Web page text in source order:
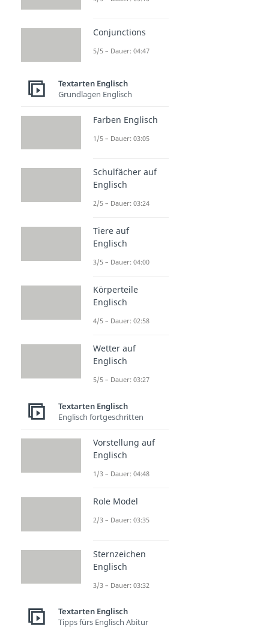
Conjunctions
5/5 – Dauer: 04:47
Textarten Englisch
Grundlagen Englisch
Farben Englisch
1/5 – Dauer: 03:05
Schulfächer auf
Englisch
2/5 – Dauer: 03:24
Tiere auf
Englisch
3/5 – Dauer: 04:00
Körperteile
Englisch
4/5 – Dauer: 02:58
Wetter auf
Englisch
5/5 – Dauer: 03:27
Textarten Englisch
Englisch fortgeschritten
Vorstellung auf
Englisch
1/3 – Dauer: 04:48
Role Model
2/3 – Dauer: 03:35
Sternzeichen
Englisch
3/3 – Dauer: 03:32
Textarten Englisch
Tipps fürs Englisch Abitur